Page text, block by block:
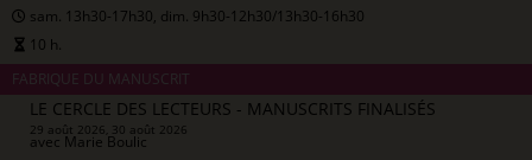
sam. 13h30-17h30, dim. 9h30-12h30/13h30-16h30
10 h.
FABRIQUE DU MANUSCRIT
LE CERCLE DES LECTEURS - MANUSCRITS FINALISÉS
29 août 2026, 30 août 2026
avec Marie Boulic